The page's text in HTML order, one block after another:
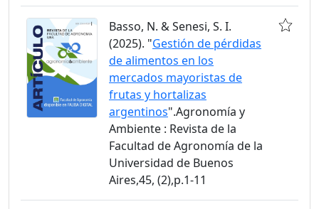
Basso, N. & Senesi, S. I.
(2025). "Gestión de pérdidas
de alimentos en los
mercados mayoristas de
frutas y hortalizas
argentinos".Agronomía y
Ambiente : Revista de la
Facultad de Agronomía de la
Universidad de Buenos
Aires,45, (2),p.1-11